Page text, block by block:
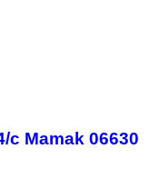
c Mamak 06630